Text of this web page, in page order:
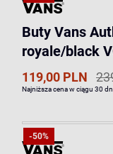
Buty Vans
royale/black
119,00 PLN
Najniższa cena w ciągu 30
-50%